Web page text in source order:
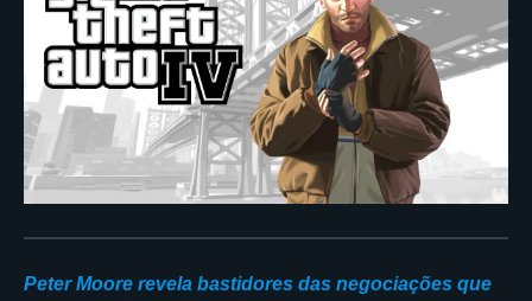
Peter Moore revela bastidores das negociações que